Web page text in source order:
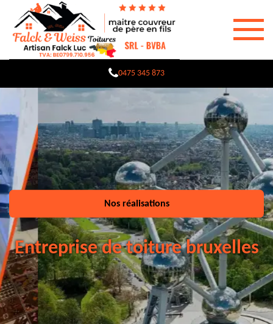
0475 345 873
Nos réalisations
Entreprise de toiture bruxelles